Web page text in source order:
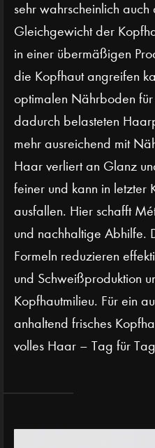
sehr wahrscheinlich
Gleichgewicht der
in einer übermäßigen
die Kopfhaut angreifen
optimalen Nährboden
dadurch belasteten
mehr ausreichend mit
Haar verliert an Glanz
feiner und kann in letzter
ausfallen. Hier schafft
und nachhaltige Abhilfe.
Formeln reduzieren
und Schweißproduktion
Kopfhautmilieu. Für ein
anhaltend frisches
volles Haar – Tag für